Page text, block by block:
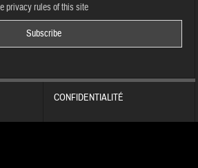
privacy rules of this site
CONFIDENTIALITÉ